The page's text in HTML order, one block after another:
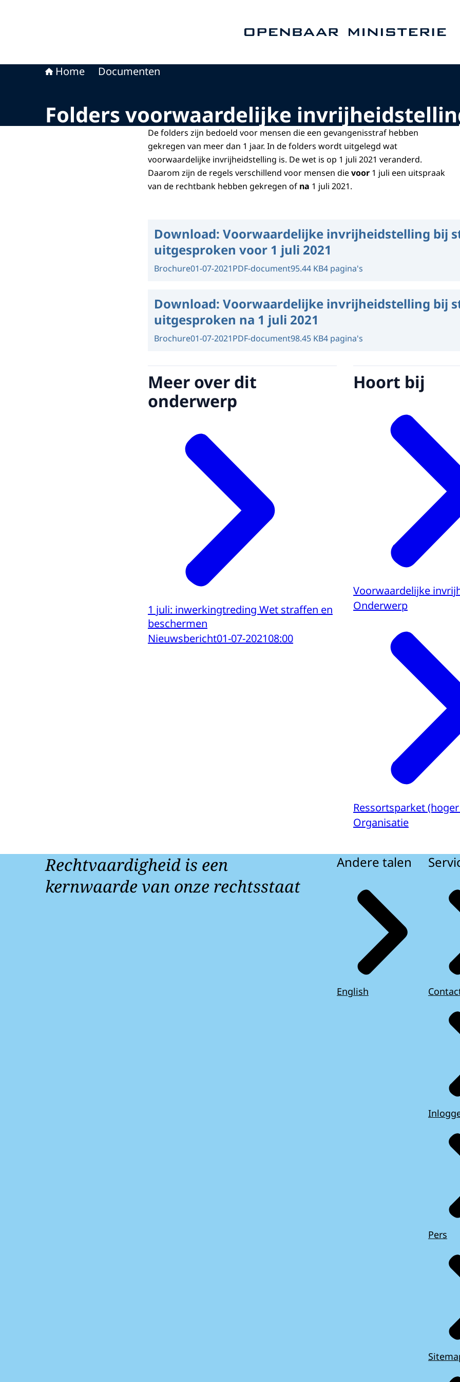
Home Documenten
Folders voorwaardelijke
De folders zijn bedoeld voor mensen die een gevangenisstraf hebben
gekregen van meer dan 1 jaar. In de folders wordt uitgelegd wat
voorwaardelijke invrijheidstelling is. De wet is op 1 juli 2021 veranderd.
Daarom zijn de regels verschillend voor mensen dievoor 1 juli een uitspraak
van de rechtbank hebben gekregen of na 1 juli 2021.
Download: Voorwaardelijke invrijheidstelling bij
uitgesproken voor 1 juli 2021
Brochure01-07-2021PDF-document95.44 KB4 pagina's
Download: Voorwaardelijke invrijheidstelling bij
uitgesproken na 1 juli 2021
Brochure01-07-2021PDF-document98.45 KB4 pagina's
Meer over dit
onderwerp
1 juli: inwerkingtreding Wet straffen en
beschermen
Nieuwsbericht01-07-202108:00
Hoort bij
Voorwaardelijke
Onderwerp
Ressortsparket
Organisatie
Rechtvaardigheid is een
kernwaarde van onze rechtsstaat
Andere talen
English
Pers